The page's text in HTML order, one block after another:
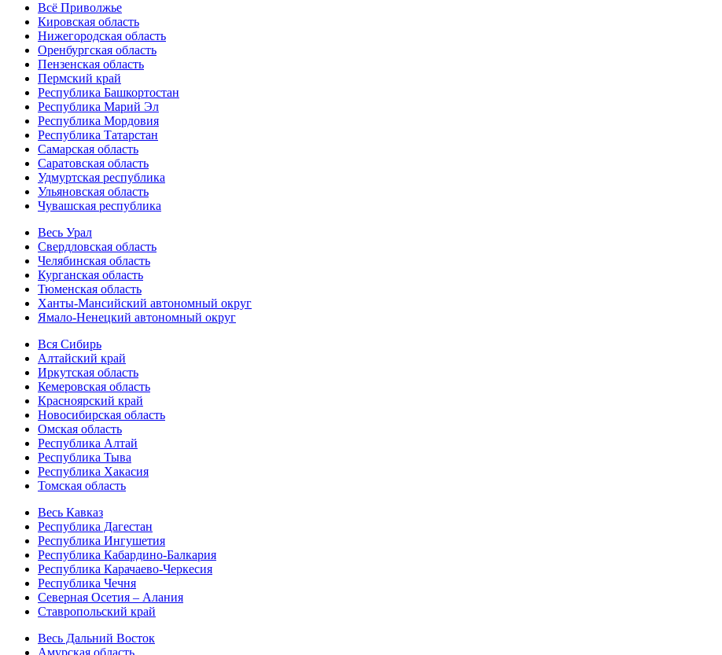
Всё Приволжье
Кировская область
Нижегородская область
Оренбургская область
Пензенская область
Пермский край
Республика Башкортостан
Республика Марий Эл
Республика Мордовия
Республика Татарстан
Самарская область
Саратовская область
Удмуртская республика
Ульяновская область
Чувашская республика
Весь Урал
Свердловская область
Челябинская область
Курганская область
Тюменская область
Ханты-Мансийский автономный округ
Ямало-Ненецкий автономный округ
Вся Сибирь
Алтайский край
Иркутская область
Кемеровская область
Красноярский край
Новосибирская область
Омская область
Республика Алтай
Республика Тыва
Республика Хакасия
Томская область
Весь Кавказ
Республика Дагестан
Республика Ингушетия
Республика Кабардино-Балкария
Республика Карачаево-Черкесия
Республика Чечня
Северная Осетия – Алания
Ставропольский край
Весь Дальний Восток
Амурская область